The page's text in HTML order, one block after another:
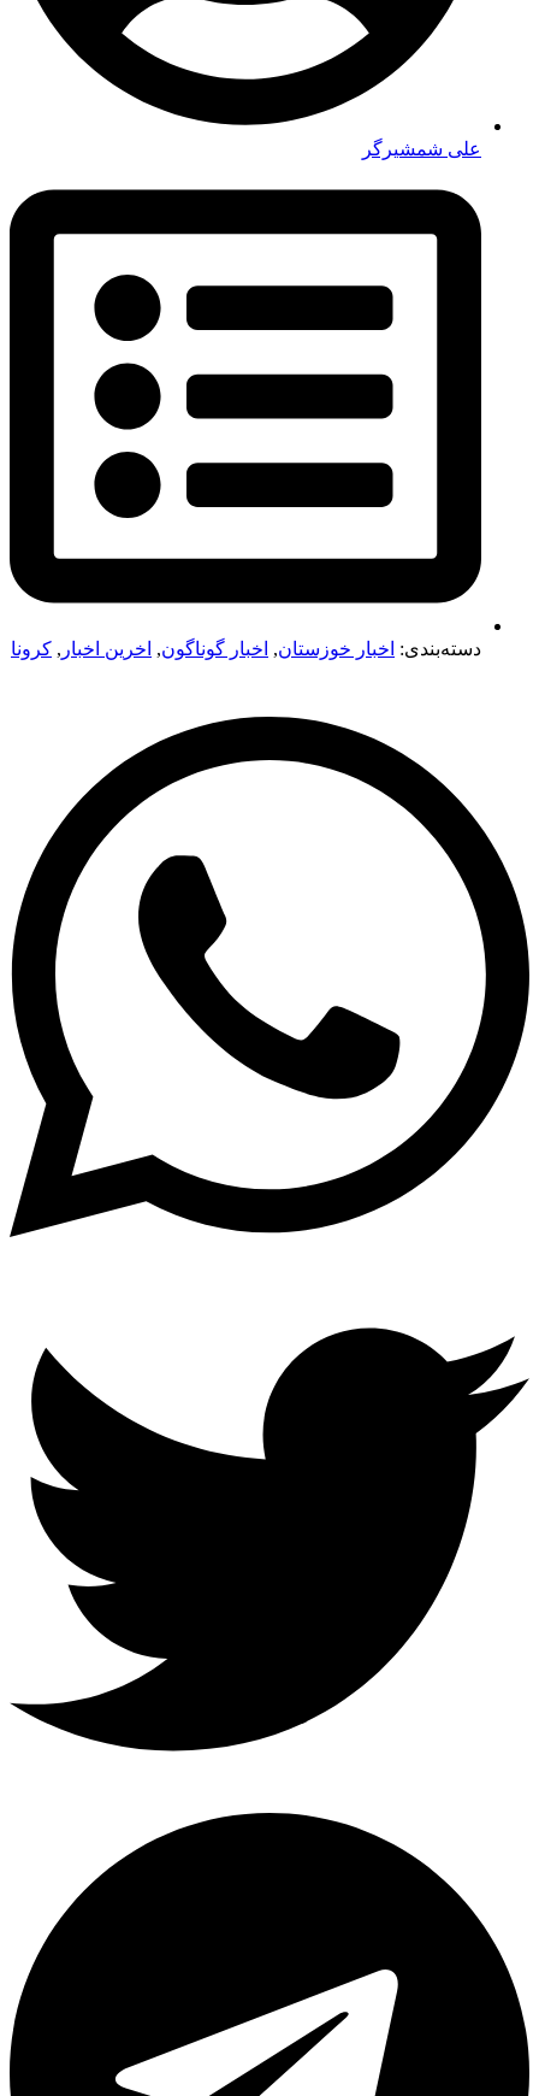
علی شمشیرگر
دسته‌بندی: اخبار خوزستان, اخبار گوناگون, اخرین اخبار , کرونا